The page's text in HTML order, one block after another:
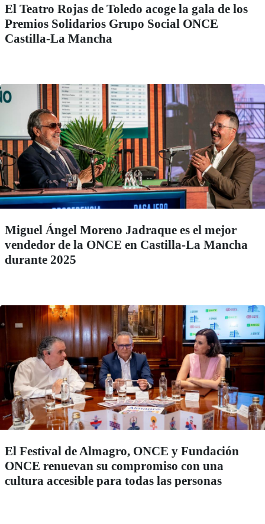
El Teatro Rojas de Toledo acoge la gala de los
Premios Solidarios Grupo Social ONCE
Castilla-La Mancha
Miguel Ángel Moreno Jadraque es el mejor
vendedor de la ONCE en Castilla-La Mancha
durante 2025
El Festival de Almagro, ONCE y Fundación
ONCE renuevan su compromiso con una
cultura accesible para todas las personas